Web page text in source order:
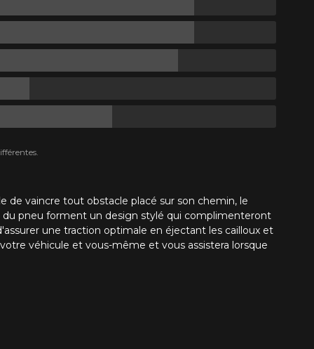
de vaincre tout obstacle placé sur son chemin, le
du pneu forment un design stylé qui complimenteront
une traction optimale en éjectant les cailloux et
véhicule et vous-même et vous assistera lorsque